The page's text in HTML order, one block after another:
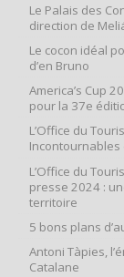
Le Palais des
direction de
Le cocon idéal
d’en Bruno
America’s Cup
pour la 37e
L’Office du
Incontournables
L’Office du
presse 2024 :
territoire
5 bons plans
Antoni Tàpies,
Catalane